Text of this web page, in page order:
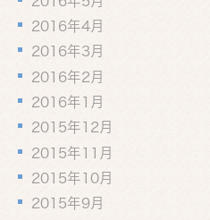
2016年4月
2016年3月
2016年2月
2016年1月
2015年12月
2015年11月
2015年10月
2015年9月